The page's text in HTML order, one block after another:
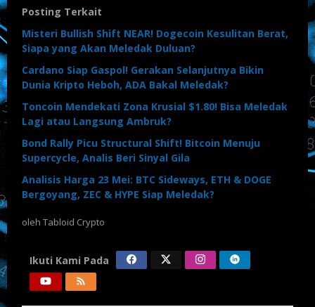
Posting Terkait
Misteri Bullish Shift NEAR! Dogecoin Kesulitan Berat,
Siapa yang Akan Meledak Duluan?
Cardano Siap Gaspol! Gerakan Selanjutnya Bikin
Dunia Kripto Heboh, ADA Bakal Meledak?
Toncoin Mendekati Zona Krusial $1.80! Bisa Meledak
Lagi atau Langsung Ambruk?
Bond Rally Picu Structural Shift! Bitcoin Menuju
Supercycle, Analis Beri Sinyal Gila
Analisis Harga 23 Mei: BTC Sideways, ETH & DOGE
Bergoyang, ZEC & HYPE Siap Meledak?
oleh Tabloid Crypto
Ikuti Kami Pada